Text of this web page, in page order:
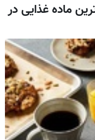
ماده غذایی در